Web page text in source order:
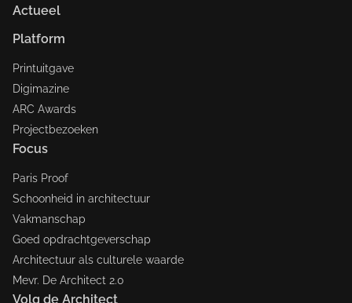
Actueel
Platform
Printuitgave
Digimazine
ARC Awards
Projectbezoeken
Focus
Paris Proof
Schoonheid in architectuur
Vakmanschap
Goed opdrachtgeverschap
Architectuur als culturele waarde
Mevr. De Architect 2.0
Volg de Architect